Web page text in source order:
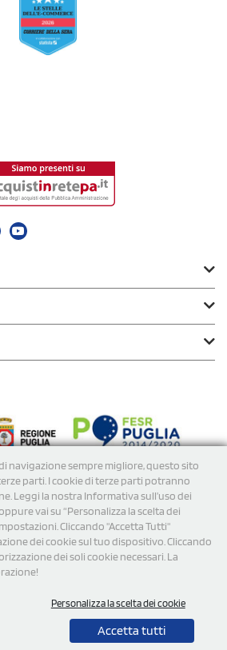
navigazione sempre migliore, questo sito
parti. I cookie di terze parti potranno
Leggi la nostra Informativa sull’uso dei
vai su “Personalizza la scelta dei
Cliccando "Accetta Tutti"
dei cookie sul tuo dispositivo. Cliccando
dei soli cookie necessari. La
Personalizza la scelta dei cookie
Accetta tutti
TUTTI I DIRITTI SONO RISERVATI -